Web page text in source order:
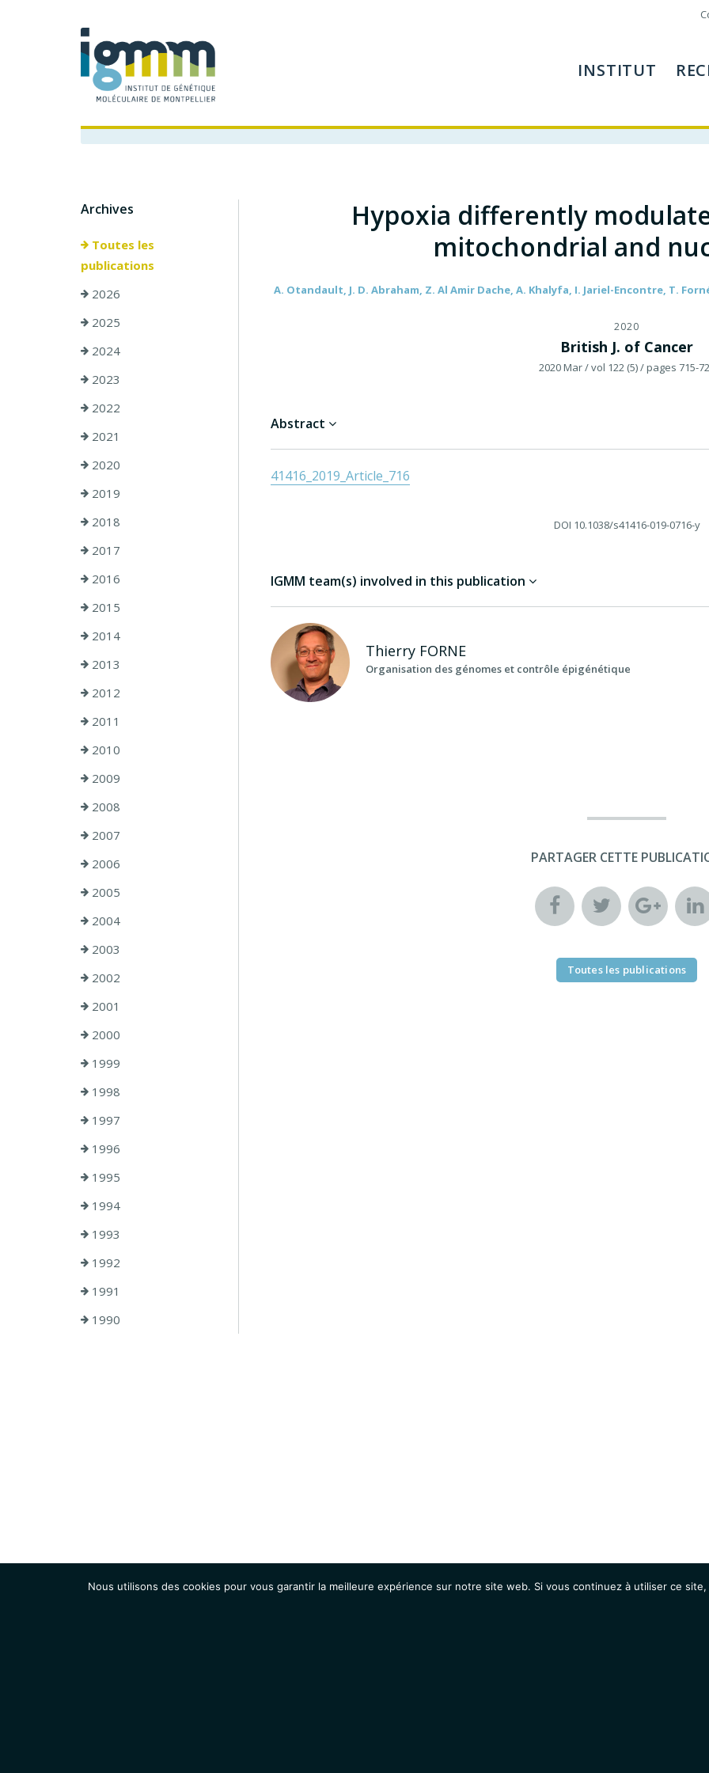
INSTITUT
Archives
Toutes les
publications
2026
2025
2024
2023
2022
2021
2020
2019
2018
2017
2016
2015
2014
2013
2012
2011
2010
2009
2008
2007
2006
2005
2004
2003
2002
2001
2000
1999
1998
1997
1996
1995
1994
1993
1992
1991
1990
Hypoxia differently
mitochondrial and
A. Otandault, J. D. Abraham, Z. Al Amir Dache, A. Khalyfa, I. Jariel-Encontre, T.
2020
British J. of Cancer
2020 Mar/ vol 122 (5)/ pages 715-
Abstract
41416_2019_Article_716
DOI 10.1038/s41416-019-0716-y
IGMM team(s) involved in this publication
Thierry FORNE
Organisation des génomes et contrôle épigénétique
PARTAGER CETTE
Toutes les publications
Nous utilisons des cookies pour vous garantir la meilleure expérience sur notre site web. Si vous continuez à utiliser ce